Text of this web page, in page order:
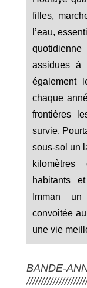
filles,
l’eau,
quotidienne
assidues à
également
chaque
frontières
survie.
sous-sol un
habitants
Imman
convoitée
une vie
BANDE-